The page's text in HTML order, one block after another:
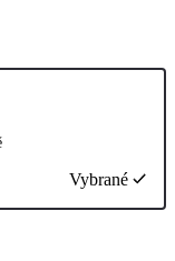
Vybrané